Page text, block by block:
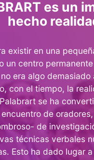
es un
hecho
existir en una
un centro
era algo demasiado
con el tiempo, la
se ha
de
de
técnicas verbales
Esto ha dado lugar